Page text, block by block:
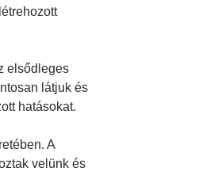
elsődleges
látjuk és
hatásokat.
A
velünk és